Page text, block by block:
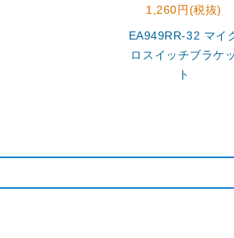
1,260円(税抜)
EA949RR-32 マイ
ロスイッチブラケッ
ト